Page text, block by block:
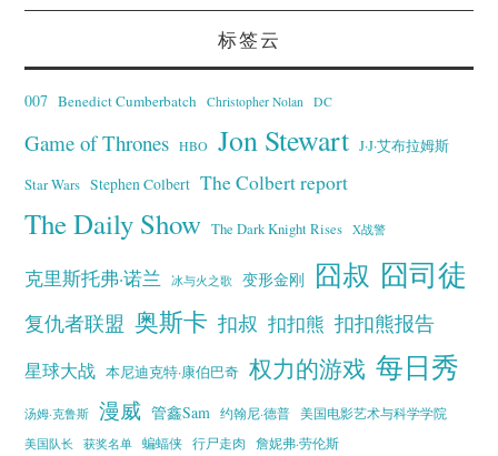
标签云
007 Benedict Cumberbatch Christopher Nolan DC
Game of Thrones HBO Jon Stewart J·J·艾布拉姆斯
Star Wars Stephen Colbert The Colbert report
The Daily Show The Dark Knight Rises X战警
克里斯托弗·诺兰 冰与火之歌 变形金刚 囧叔 囧司徒
复仇者联盟 奥斯卡 扣叔 扣扣熊 扣扣熊报告
星球大战 本尼迪克特·康伯巴奇 权力的游戏 每日秀
汤姆·克鲁斯 漫威 管鑫Sam 约翰尼·德普
美国电影艺术与科学学院
美国队长
获奖名单 蝙蝠侠 行尸走肉 詹妮弗·劳伦斯